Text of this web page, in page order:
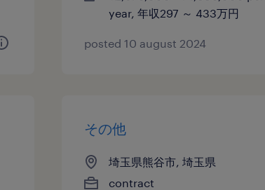
year, 年収297 ～ 433万円
posted 10 august 2024
その他
埼玉県熊谷市, 埼玉県
contract